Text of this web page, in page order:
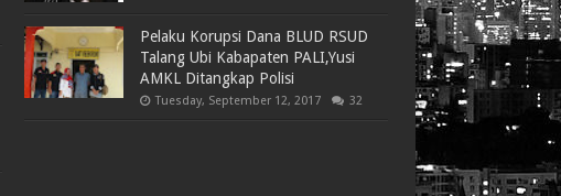
Pelaku Korupsi Dana BLUD RSUD
Talang Ubi Kabapaten PALI,Yusi
AMKL Ditangkap Polisi
Tuesday, September 12, 2017 32